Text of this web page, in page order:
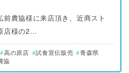
農協様に来店頂き、近商スト
店様の2…
高の原店 試食宣伝販売
青森県
協